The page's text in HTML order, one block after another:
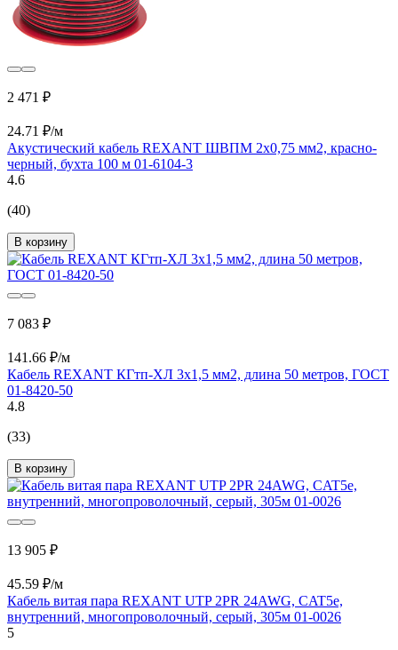
2 471 ₽
24.71 ₽/м
Акустический кабель REXANT ШВПМ 2х0,75 мм2, красно-
черный, бухта 100 м 01-6104-3
4.6
(40)
В корзину
7 083 ₽
141.66 ₽/м
Кабель REXANT КГтп-ХЛ 3х1,5 мм2, длина 50 метров, ГОСТ
01-8420-50
4.8
(33)
В корзину
13 905 ₽
45.59 ₽/м
Кабель витая пара REXANT UTP 2PR 24AWG, CAT5e,
внутренний, многопроволочный, серый, 305м 01-0026
5